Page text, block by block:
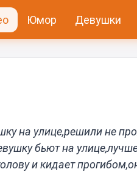
Юмор Девушки
на улице,решили не
бьют на
и кидает